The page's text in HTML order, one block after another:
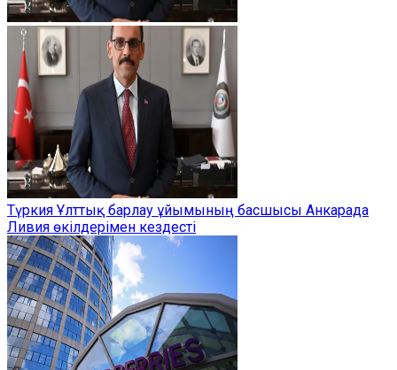
Түркия Ұлттық барлау ұйымының басшысы Анкарада
Ливия өкілдерімен кездесті